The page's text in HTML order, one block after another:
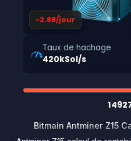
-2.88/jour
Taux de hachage
420kSol/s
Bitmain Antminer Z15